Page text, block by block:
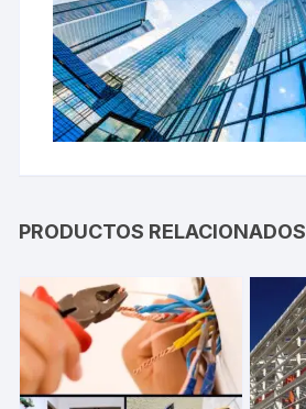
PRODUCTOS RELACIONADOS